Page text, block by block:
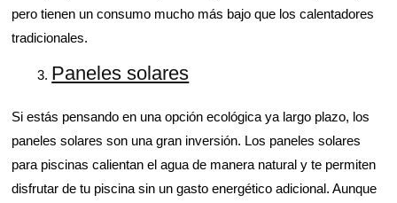
pero tienen un consumo mucho más bajo que los calentadores
tradicionales.
Paneles solares
Si estás pensando en una opción ecológica ya largo plazo, los
paneles solares son una gran inversión. Los paneles solares
para piscinas calientan el agua de manera natural y te permiten
disfrutar de tu piscina sin un gasto energético adicional. Aunque